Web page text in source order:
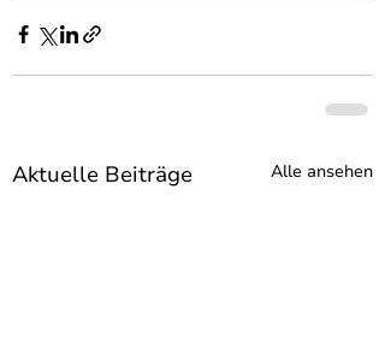
Aktuelle Beiträge Alle ansehen